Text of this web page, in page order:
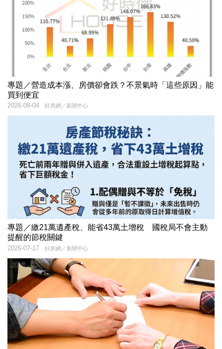
專題／營造成本漲、房價卻會跌？不景氣時「這些原因」能
買到便宜
好房網／新聞中心
2026-08-04
專題／繳21萬遺產稅、能省43萬土增稅 國稅局不會主動
提醒的節稅關鍵
好房網／新聞中心
2026-07-17